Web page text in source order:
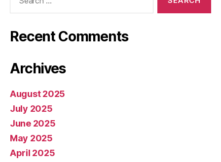
Recent Comments
Archives
August 2025
July 2025
June 2025
May 2025
April 2025